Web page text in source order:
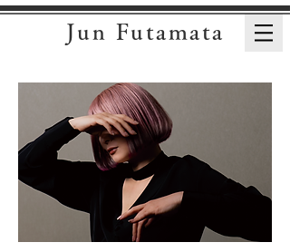
Jun Futamata